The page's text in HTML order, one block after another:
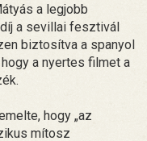
a legjobb
a sevillai fesztivál
biztosítva a spanyol
a nyertes filmet a
hogy „az
mítosz